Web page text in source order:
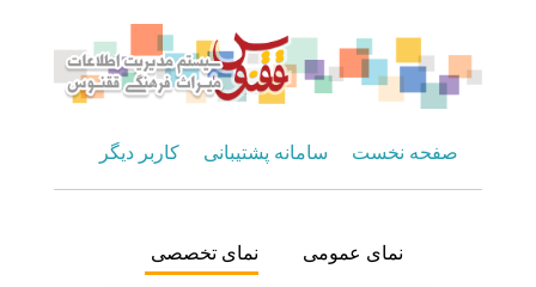
صفحه نخست سامانه پشتیبانی کاربر دیگر
نمای عمومی نمای تخصصی